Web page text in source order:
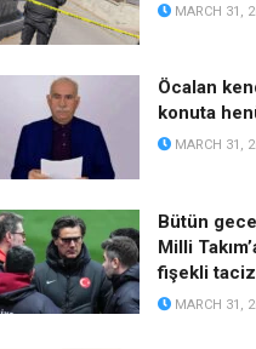
MARCH 31,
Öcalan
konuta
MARCH 31,
Bütün
Milli
fişekli taciz
MARCH 31,